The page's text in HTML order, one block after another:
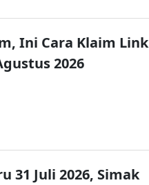
Ini Cara Klaim Link
2026
31 Juli 2026, Simak